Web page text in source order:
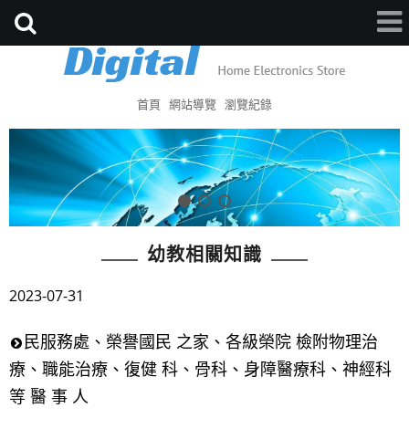
首頁 網站導覽 瀏覽紀錄
幼教相關知識
2023-07-31
民服務處、榮譽國民 之家、各級榮院 檢附物理治
療、職能治療、復健 科、骨科、身障醫療科、神經科
等 醫 事 人